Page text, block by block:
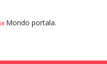
Mondo portala.